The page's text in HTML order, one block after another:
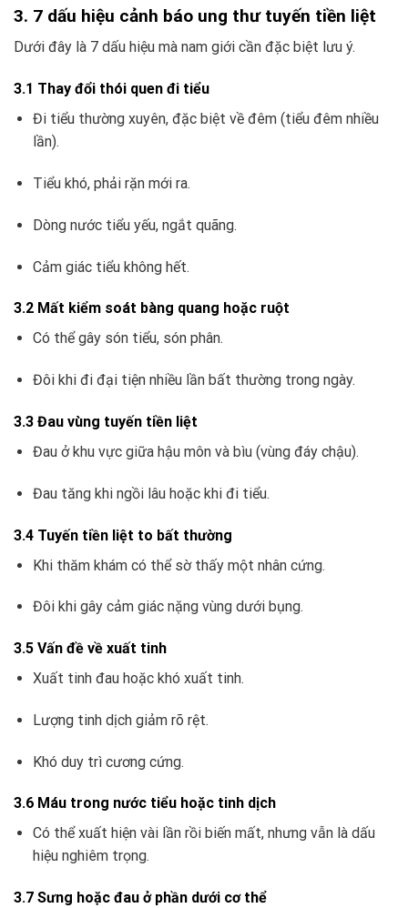
3. 7 dấu hiệu cảnh báo ung thư tuyến tiền liệt
Dưới đây là 7 dấu hiệu mà nam giới cần đặc biệt lưu ý.
3.1 Thay đổi thói quen đi tiểu
Đi tiểu thường xuyên, đặc biệt về đêm (tiểu đêm nhiều
lần).
Tiểu khó, phải rặn mới ra.
Dòng nước tiểu yếu, ngắt quãng.
Cảm giác tiểu không hết.
3.2 Mất kiểm soát bàng quang hoặc ruột
Có thể gây són tiểu, són phân.
Đôi khi đi đại tiện nhiều lần bất thường trong ngày.
3.3 Đau vùng tuyến tiền liệt
Đau ở khu vực giữa hậu môn và bìu (vùng đáy chậu).
Đau tăng khi ngồi lâu hoặc khi đi tiểu.
3.4 Tuyến tiền liệt to bất thường
Khi thăm khám có thể sờ thấy một nhân cứng.
Đôi khi gây cảm giác nặng vùng dưới bụng.
3.5 Vấn đề về xuất tinh
Xuất tinh đau hoặc khó xuất tinh.
Lượng tinh dịch giảm rõ rệt.
Khó duy trì cương cứng.
3.6 Máu trong nước tiểu hoặc tinh dịch
Có thể xuất hiện vài lần rồi biến mất, nhưng vẫn là dấu
hiệu nghiêm trọng.
3.7 Sưng hoặc đau ở phần dưới cơ thể